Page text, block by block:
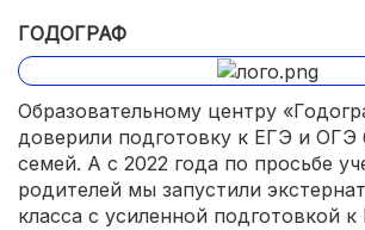
ГОДОГРАФ
Образовательному центру
доверили подготовку к ЕГЭ и ОГЭ
семей. А с 2022 года по просьбе
родителей мы запустили
класса с усиленной подготовкой к